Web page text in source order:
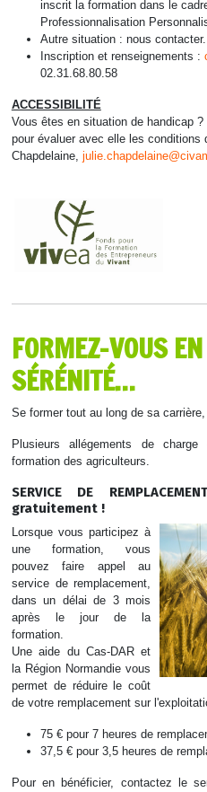
inscrit la formation dans le
Professionnalisation
Autre situation : nous contacter.
Inscription et renseignements :
02.31.68.80.58
ACCESSIBILITÉ
Vous êtes en situation de handicap
pour évaluer avec elle les conditions
Chapdelaine,
FORMEZ-VOUS
SÉRÉNITÉ…
Se former tout au long de sa
Plusieurs allégements de
formation des agriculteurs.
SERVICE DE
gratuitement !
Lorsque vous participez à
une formation, vous
pouvez faire appel au
service de remplacement,
dans un délai de 3 mois
après le jour de la
formation.
Une aide du Cas-DAR et
la Région Normandie vous
permet de réduire le coût
de votre remplacement sur
75 € pour 7 heures de
37,5 € pour 3,5 heures de
Pour en bénéficier, contactez le